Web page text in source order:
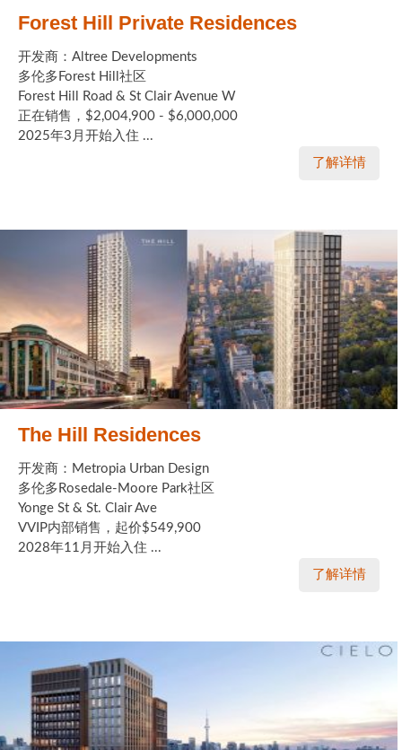
Forest Hill Private Residences
开发商：Altree Developments
多伦多Forest Hill社区
Forest Hill Road & St Clair Avenue W
正在销售，$2,004,900 - $6,000,000
2025年3月开始入住 ...
了解详情
The Hill Residences
开发商：Metropia Urban Design
多伦多Rosedale-Moore Park社区
Yonge St & St. Clair Ave
VVIP内部销售，起价$549,900
2028年11月开始入住 ...
了解详情